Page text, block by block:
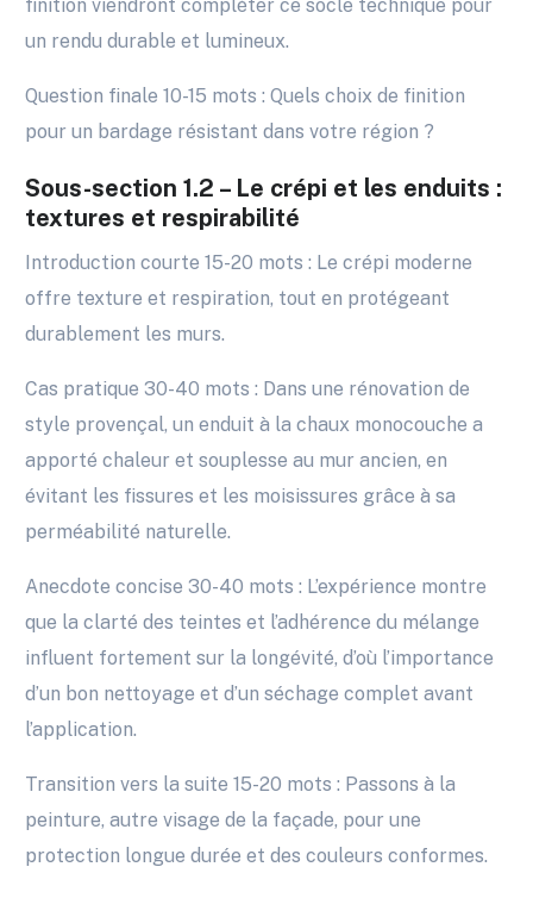
finition viendront compléter ce socle technique pour
un rendu durable et lumineux.
Question finale 10-15 mots : Quels choix de finition
pour un bardage résistant dans votre région ?
Sous-section 1.2 – Le crépi et les enduits :
textures et respirabilité
Introduction courte 15-20 mots : Le crépi moderne
offre texture et respiration, tout en protégeant
durablement les murs.
Cas pratique 30-40 mots : Dans une rénovation de
style provençal, un enduit à la chaux monocouche a
apporté chaleur et souplesse au mur ancien, en
évitant les fissures et les moisissures grâce à sa
perméabilité naturelle.
Anecdote concise 30-40 mots : L’expérience montre
que la clarté des teintes et l’adhérence du mélange
influent fortement sur la longévité, d’où l’importance
d’un bon nettoyage et d’un séchage complet avant
l’application.
Transition vers la suite 15-20 mots : Passons à la
peinture, autre visage de la façade, pour une
protection longue durée et des couleurs conformes.